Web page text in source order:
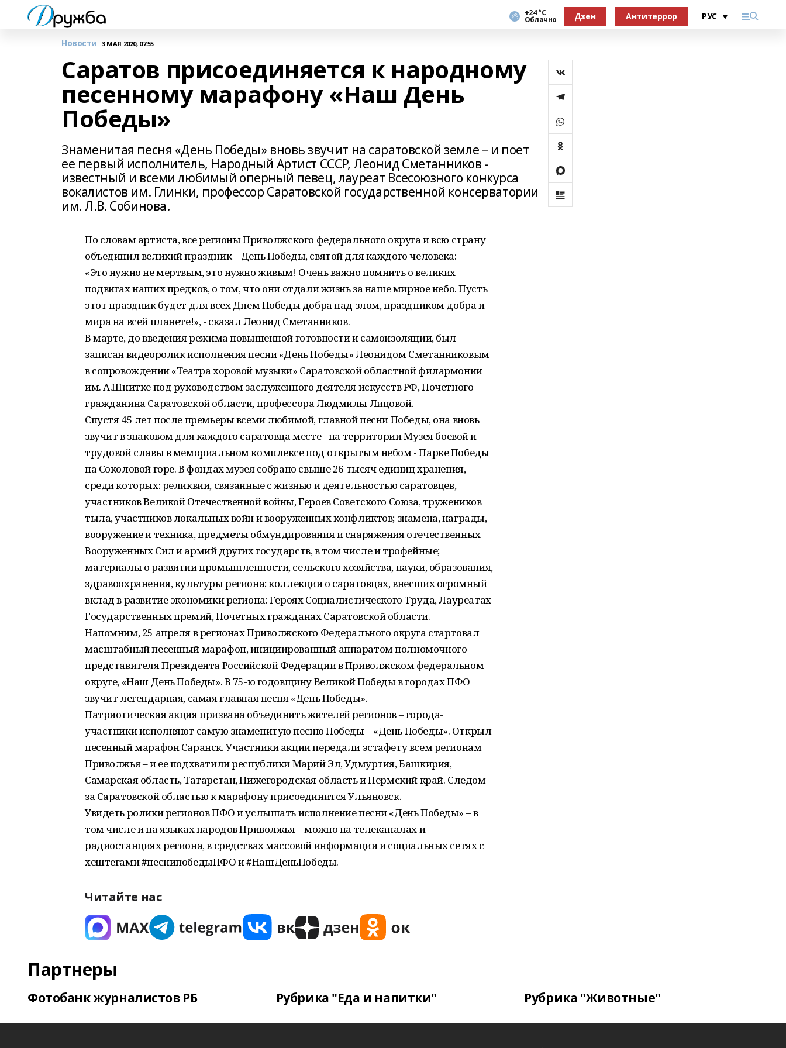
+24 °С
Облачно Дзен Антитеррор
Новости 3 МАЯ 2020, 07:55
Саратов присоединяется к народному
песенному марафону «Наш День
Победы»
Знаменитая песня «День Победы» вновь звучит на саратовской земле – и поет
ее первый исполнитель, Народный Артист СССР, Леонид Сметанников -
известный и всеми любимый оперный певец, лауреат Всесоюзного конкурса
вокалистов им. Глинки, профессор Саратовской государственной консерватории
им. Л.В. Собинова.
По словам артиста, все регионы Приволжского федерального округа и всю страну
объединил великий праздник – День Победы, святой для каждого человека:
«Это нужно не мертвым, это нужно живым! Очень важно помнить о великих
подвигах наших предков, о том, что они отдали жизнь за наше мирное небо. Пусть
этот праздник будет для всех Днем Победы добра над злом, праздником добра и
мира на всей планете!», - сказал Леонид Сметанников.
В марте, до введения режима повышенной готовности и самоизоляции, был
записан видеоролик исполнения песни «День Победы» Леонидом Сметанниковым
в сопровождении «Театра хоровой музыки» Саратовской областной филармонии
им. А.Шнитке под руководством заслуженного деятеля искусств РФ, Почетного
гражданина Саратовской области, профессора Людмилы Лицовой.
Спустя 45 лет после премьеры всеми любимой, главной песни Победы, она вновь
звучит в знаковом для каждого саратовца месте - на территории Музея боевой и
трудовой славы в мемориальном комплексе под открытым небом - Парке Победы
на Соколовой горе. В фондах музея собрано свыше 26 тысяч единиц хранения,
среди которых: реликвии, связанные с жизнью и деятельностью саратовцев,
участников Великой Отечественной войны, Героев Советского Союза, тружеников
тыла, участников локальных войн и вооруженных конфликтов; знамена, награды,
вооружение и техника, предметы обмундирования и снаряжения отечественных
Вооруженных Сил и армий других государств, в том числе и трофейные;
материалы о развитии промышленности, сельского хозяйства, науки, образования,
здравоохранения, культуры региона; коллекции о саратовцах, внесших огромный
вклад в развитие экономики региона: Героях Социалистического Труда, Лауреатах
Государственных премий, Почетных гражданах Саратовской области.
Напомним, 25 апреля в регионах Приволжского Федерального округа стартовал
масштабный песенный марафон, инициированный аппаратом полномочного
представителя Президента Российской Федерации в Приволжском федеральном
округе, «Наш День Победы». В 75-ю годовщину Великой Победы в городах ПФО
звучит легендарная, самая главная песня «День Победы».
Патриотическая акция призвана объединить жителей регионов – города-
участники исполняют самую знаменитую песню Победы – «День Победы». Открыл
песенный марафон Саранск. Участники акции передали эстафету всем регионам
Приволжья – и ее подхватили республики Марий Эл, Удмуртия, Башкирия,
Самарская область, Татарстан, Нижегородская область и Пермский край. Следом
за Саратовской областью к марафону присоединится Ульяновск.
Увидеть ролики регионов ПФО и услышать исполнение песни «День Победы» – в
том числе и на языках народов Приволжья – можно на телеканалах и
радиостанциях региона, в средствах массовой информации и социальных сетях с
хештегами #песнипобедыПФО и #НашДеньПобеды.
Читайте нас
Партнеры
Фотобанк журналистов РБ Рубрика "Еда и напитки" Рубрика "Животные"